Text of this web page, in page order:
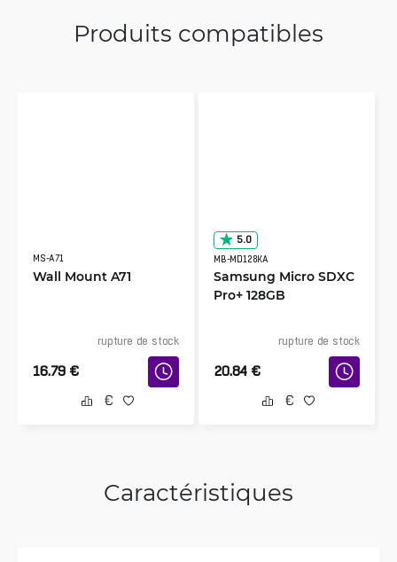
Produits compatibles
MS-A71
Wall Mount A71
rupture de stock
16.79 €
5.0
MB-MD128KA
Samsung Micro SDXC
Pro+ 128GB
rupture de stock
20.84 €
Caractéristiques